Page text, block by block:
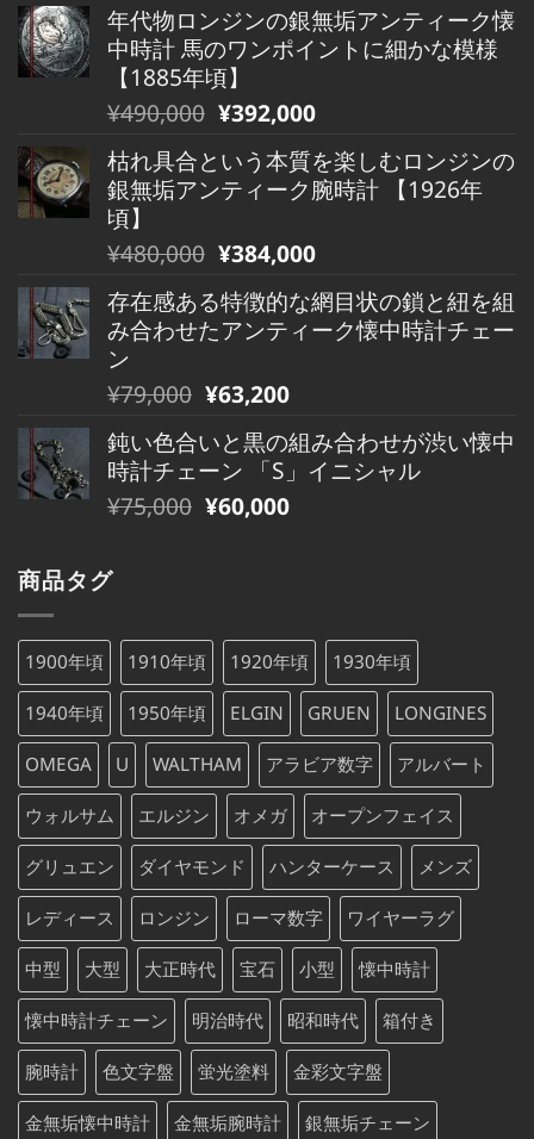
価
格
は
¥680,000
で
し
た。
の
価
格
は
¥680,000
で
す。
年代物ロンジンの銀無垢アンティーク懐
中時計 馬のワンポイントに細かな模様
【1885年頃】
元
価
格
は
¥490,000
で
し
た。
¥490,000 現
の
価
は
¥490,000
で
す。
¥392,000
枯れ具合という本質を楽しむロンジンの
銀無垢アンティーク腕時計 【1926年
頃】
元
価
格
は
¥480,000
で
し
た。
¥480,000 現
の
価
は
¥480,000
で
す。
¥384,000
存在感ある特徴的な網目状の鎖と紐を組
み合わせたアンティーク懐中時計チェー
ン
元
価
格
は
で
¥79,000 現
の
価
格
¥63,200
鈍い色合いと黒の組み合わせが渋い懐中
時計チェーン 「S」イニシャル
元
価
格
¥75,000
で
た。
¥75,000 現
は
¥75,000
で
す。
¥60,000
商品タグ
1900年頃 1910年頃 1920年頃 1930年頃
1940年頃 1950年頃 ELGIN GRUEN LONGINES
OMEGA U WALTHAM アラビア数字 アルバート
ウォルサム エルジン オメガ オープンフェイス
グリュエン ダイヤモンド ハンターケース メンズ
レディース ロンジン ローマ数字 ワイヤーラグ
中型 大型 大正時代 宝石 小型 懐中時計
懐中時計チェーン 明治時代 昭和時代 箱付き
腕時計 色文字盤 蛍光塗料 金彩文字盤
金無垢懐中時計 金無垢腕時計 銀無垢チェーン